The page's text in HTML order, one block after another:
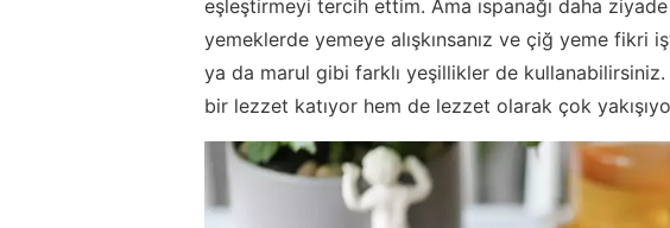
eşleştirmeyi tercih ettim. Ama ıspanağı daha ziyade
yemeklerde yemeye alışkınsanız ve çiğ yeme fikri
ya da marul gibi farklı yeşillikler de kullanabilirsiniz.
bir lezzet katıyor hem de lezzet olarak çok